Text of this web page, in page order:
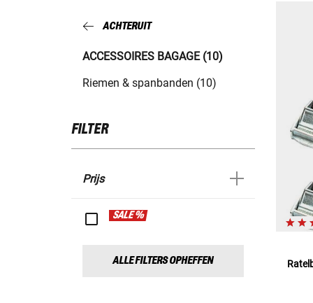
ACHTERUIT
ACCESSOIRES BAGAGE (10)
Riemen & spanbanden (10)
FILTER
Prijs
SALE %
ALLE FILTERS OPHEFFEN